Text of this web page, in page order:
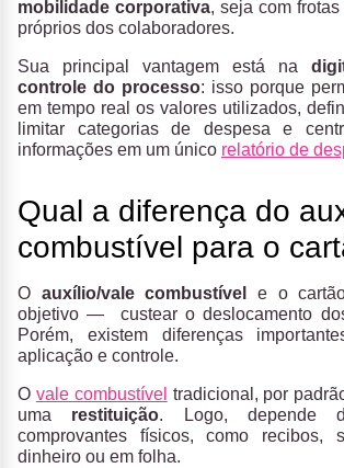
mobilidade corporativa, seja com
próprios dos colaboradores.
Sua principal vantagem está na
controle do processo: isso porque
em tempo real os valores utilizados,
limitar categorias de despesa e
informações em um único relatório de
Qual a diferença do
combustível para o
O auxílio/vale combustível
e o
objetivo — custear o deslocamento
Porém, existem diferenças
aplicação e controle.
O vale combustível tradicional, por
uma restituição. Logo, depende
comprovantes físicos, como recibos,
dinheiro ou em folha.